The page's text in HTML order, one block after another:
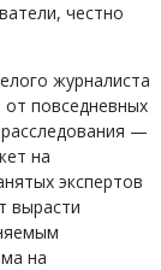
честно
журналиста
повседневных
—
на
экспертов
вырасти
на